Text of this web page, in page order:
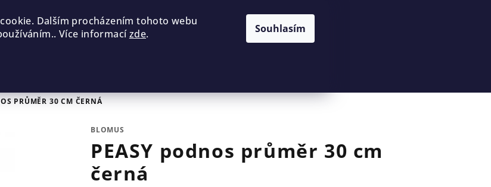
Dalším procházením tohoto webu
Více informacízde. Souhlasím
PRŮMĚR 30 CM ČERNÁ
BLOMUS
PEASY podnos průměr 30 cm
černá